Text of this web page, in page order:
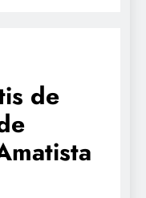
de